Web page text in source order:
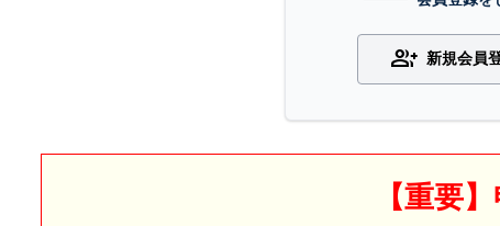
group_add 新規会員
【重要